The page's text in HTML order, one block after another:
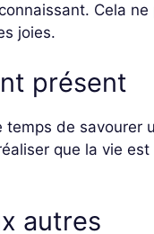
Cela
joies.
présent
de savourer
que la vie est
autres